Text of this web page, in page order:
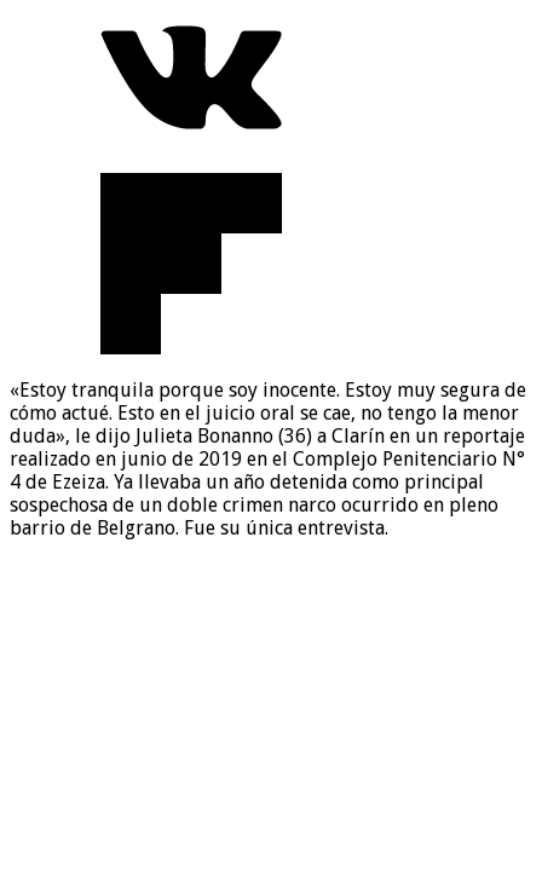
«Estoy tranquila porque soy inocente. Estoy muy segura de
cómo actué. Esto en el juicio oral se cae, no tengo la menor
duda», le dijo Julieta Bonanno (36) a Clarín en un reportaje
realizado en junio de 2019 en el Complejo Penitenciario N°
4 de Ezeiza. Ya llevaba un año detenida como principal
sospechosa de un doble crimen narco ocurrido en pleno
barrio de Belgrano. Fue su única entrevista.